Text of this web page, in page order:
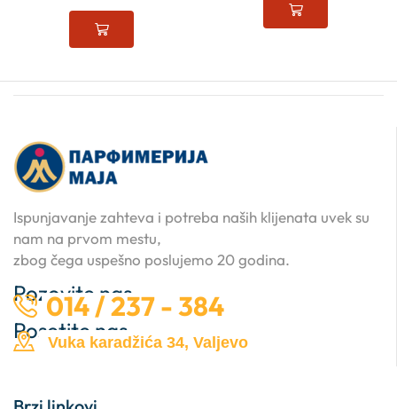
1.270,00
Ispunjavanje zahteva i potreba naših klijenata uvek su
nam na prvom mestu,
Pozovite nas …
014 / 237 - 384
Posetite nas …